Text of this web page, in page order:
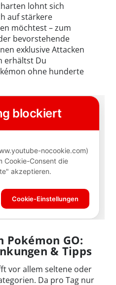
lohnt sich
auf stärkere
möchtest – zum
bevorstehende
exklusive Attacken
erhältst Du
ohne hunderte
Pokémon GO:
& Tipps
vor allem seltene oder
Da pro Tag nur